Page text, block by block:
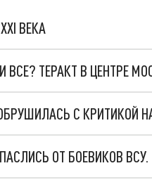
ВЕКА
ТЕРАКТ В ЦЕНТРЕ
С КРИТИКОЙ
ОТ БОЕВИКОВ